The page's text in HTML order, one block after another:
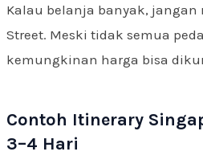
Kalau belanja banyak, jangan
Street. Meski tidak semua
kemungkinan harga bisa
Contoh Itinerary
3–4 Hari